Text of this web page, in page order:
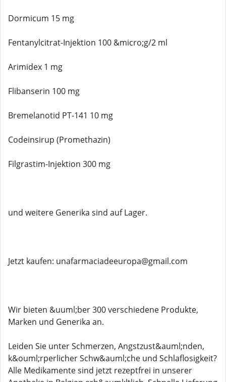
Dormicum 15 mg
Fentanylcitrat-Injektion 100 &micro;g/2 ml
Arimidex 1 mg
Flibanserin 100 mg
Bremelanotid PT-141 10 mg
Codeinsirup (Promethazin)
Filgrastim-Injektion 300 mg
und weitere Generika sind auf Lager.
Jetzt kaufen: unafarmaciadeeuropa@gmail.com
Wir bieten &uuml;ber 300 verschiedene Produkte,
Marken und Generika an.
Leiden Sie unter Schmerzen, Angstzust&auml;nden,
k&ouml;rperlicher Schw&auml;che und Schlaflosigkeit?
Alle Medikamente sind jetzt rezeptfrei in unserer